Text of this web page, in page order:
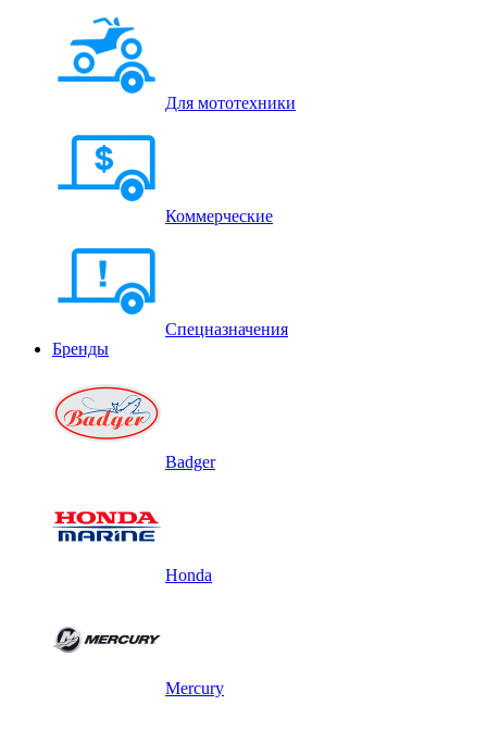
Для мототехники
Коммерческие
Спецназначения
Бренды
Badger
Honda
Mercury